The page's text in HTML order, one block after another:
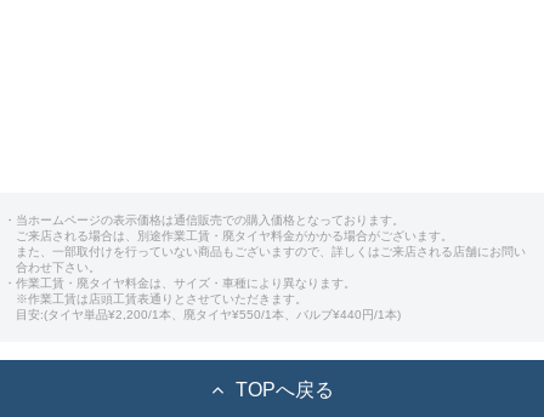
・当ホームページの表示価格は通信販売での購入価格となっております。
ご来店される場合は、別途作業工賃・廃タイヤ料金がかかる場合がございます。
また、一部取付けを行っていない商品もございますので、詳しくはご来店される店舗にお問い
合わせ下さい。
・作業工賃・廃タイヤ料金は、サイズ・車種により異なります。
※作業工賃は店頭工賃表通りとさせていただきます。
目安:(タイヤ単品¥2,200/1本、廃タイヤ¥550/1本、バルブ¥440円/1本)
TOPへ戻る